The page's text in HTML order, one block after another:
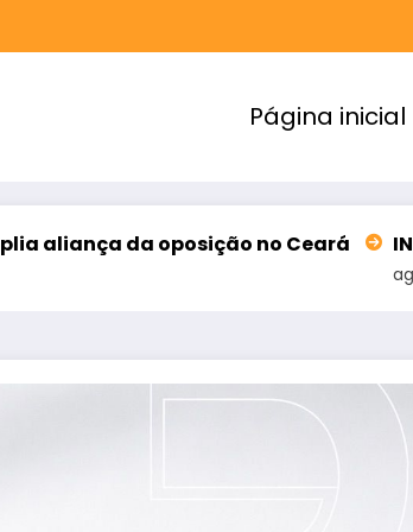
Página inicial
no Ceará INFORME – M7